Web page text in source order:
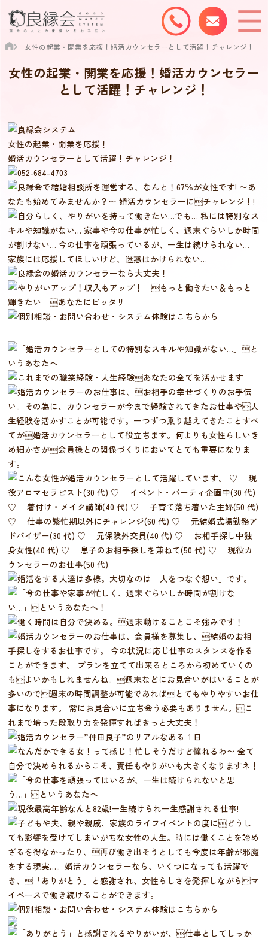
女性の起業・開業を応援！婚活カウンセラーとして活躍！チャレンジ！
女性の起業・開業を応援！婚活カウンセラー
として活躍！チャレンジ！
女性の起業・開業を応援！
婚活カウンセラーとして活躍！チャレンジ！